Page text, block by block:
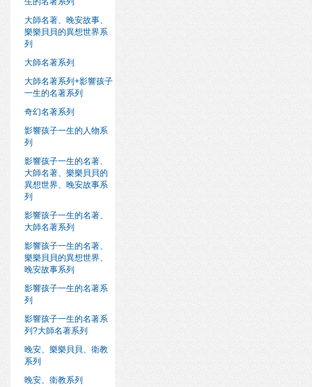
大師名著、晚安故事、
樂樂貝貝的異想世界系
列
大師名著系列
大師名著系列+影響孩子
一生的名著系列
奇幻名著系列
影響孩子一生的人物系
列
影響孩子一生的名著、
大師名著、樂樂貝貝的
異想世界、晚安故事系
列
影響孩子一生的名著、
大師名著系列
影響孩子一生的名著、
樂樂貝貝的異想世界、
晚安故事系列
影響孩子一生的名著系
列
影響孩子一生的名著系
列?大師名著系列
晚安、樂樂貝貝、衛教
系列
晚安、衛教系列